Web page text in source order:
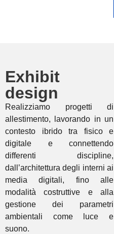
Exhibit
design
Realizziamo progetti di
allestimento, lavorando in un
contesto ibrido tra fisico e
digitale e connettendo
differenti discipline,
dall’architettura degli interni ai
media digitali, fino alle
modalità costruttive e alla
gestione dei parametri
ambientali come luce e
suono.